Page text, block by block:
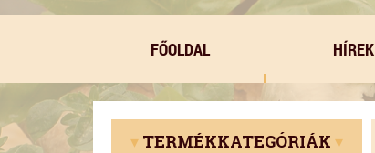
FŐOLDAL HÍREK
▾ TERMÉKKATEGÓRIÁK ▾